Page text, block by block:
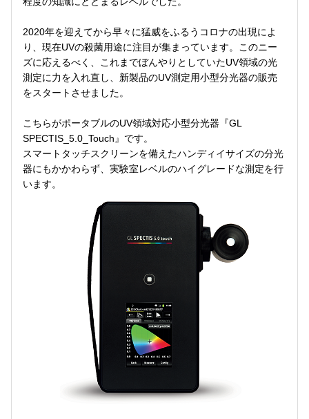
2020年を迎えてから早々に猛威をふるうコロナの出現によ
り、現在UVの殺菌用途に注目が集まっています。このニー
ズに応えるべく、これまでぼんやりとしていたUV領域の光
測定に力を入れ直し、新製品のUV測定用小型分光器の販売
をスタートさせました。
こちらがポータブルのUV領域対応小型分光器『GL
SPECTIS_5.0_Touch』です。
スマートタッチスクリーンを備えたハンディイサイズの分光
器にもかかわらず、実験室レベルのハイグレードな測定を行
います。